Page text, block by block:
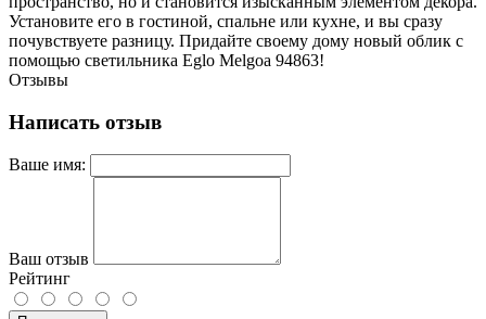
Установите его в гостиной, спальне или кухне, и вы сразу
почувствуете разницу. Придайте своему дому новый облик с
помощью светильника Eglo Melgoa 94863!
Отзывы
Написать отзыв
Ваше имя:
Ваш отзыв
Рейтинг